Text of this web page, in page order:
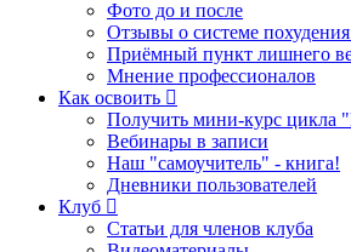
Фото до и после
Отзывы о системе похудения
Приёмный пункт лишнего
Мнение профессионалов
Как освоить
Получить мини-курс цикла
Вебинары в записи
Наш "самоучитель" - книга!
Дневники пользователей
Клуб
Статьи для членов клуба